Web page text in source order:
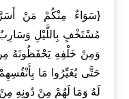
{سَوَاءٌ مِنْكُمْ مَنْ
مُسْتَخْفٍ بِاللَّيْلِ وَسَارِبٌ
وَمِنْ خَلْفِهِ يَحْفَظُونَهُ مِنْ
حَتَّى يُغَيِّرُوا مَا
لَهُ وَمَا لَهُمْ مِنْ دُونِهِ مِنْ